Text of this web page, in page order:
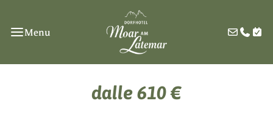
Menu
dalle 610 €